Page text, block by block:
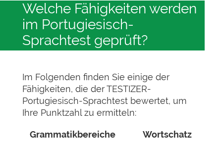
Welche Fähigkeiten werden
im Portugiesisch-
Sprachtest geprüft?
Im Folgenden finden Sie einige der
Fähigkeiten, die der TESTIZER-
Portugiesisch-Sprachtest bewertet, um
Ihre Punktzahl zu ermitteln:
Grammatikbereiche Wortschatz